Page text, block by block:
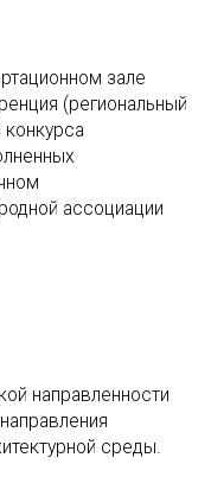
зале
(региональный
ассоциации
направленности
среды.